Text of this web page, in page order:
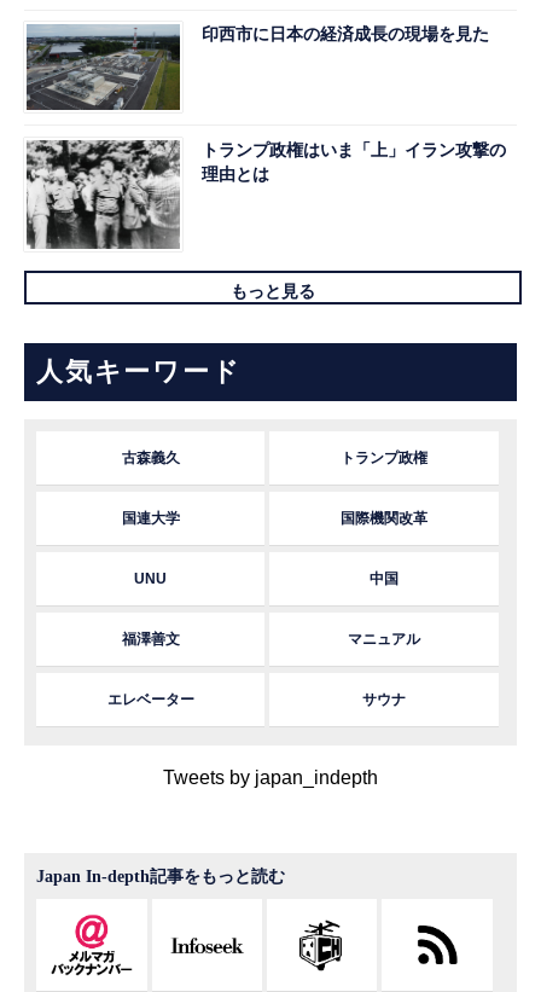
印西市に日本の経済成長の現場を見た
トランプ政権はいま「上」イラン攻撃の
理由とは
もっと見る
人気キーワード
古森義久 トランプ政権
国連大学 国際機関改革
UNU 中国
福澤善文 マニュアル
エレベーター サウナ
Tweets by japan_indepth
Japan In-depth記事をもっと読む